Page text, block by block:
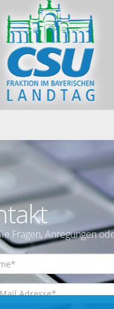
Fragen, Anregungen